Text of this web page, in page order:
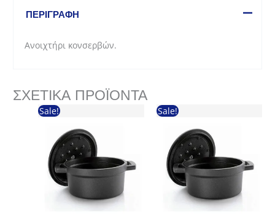
ΠΕΡΙΓΡΑΦΉ
Ανοιχτήρι κονσερβών.
ΣΧΕΤΙΚΆ ΠΡΟΪΌΝΤΑ
Sale! Sale!